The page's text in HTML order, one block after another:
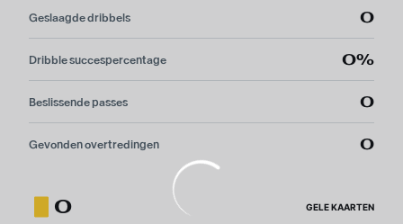
Geslaagde dribbels 0
Dribble succespercentage 0%
Beslissende passes 0
Gevonden overtredingen 0
0 GELE KAARTEN